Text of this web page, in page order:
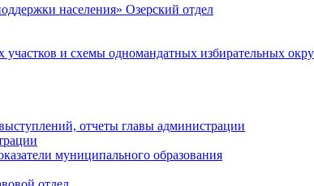
населения» Озерский отдел
участков и схемы одномандатных избирательных
отчеты главы администрации
муниципального образования